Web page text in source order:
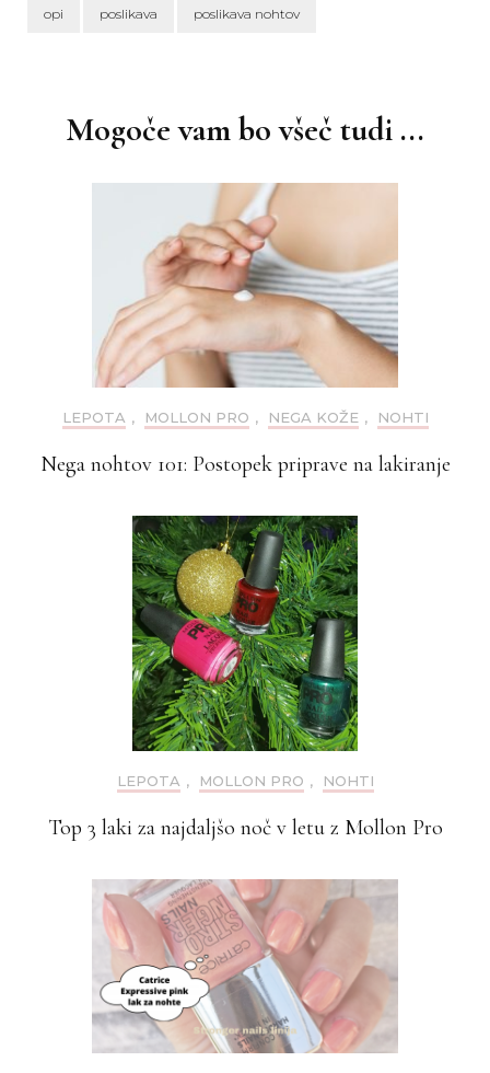
opi poslikava poslikava nohtov
Mogoče vam bo všeč tudi ...
LEPOTA , MOLLON PRO , NEGA KOŽE , NOHTI
Nega nohtov 101: Postopek priprave na lakiranje
LEPOTA , MOLLON PRO , NOHTI
Top 3 laki za najdaljšo noč v letu z Mollon Pro